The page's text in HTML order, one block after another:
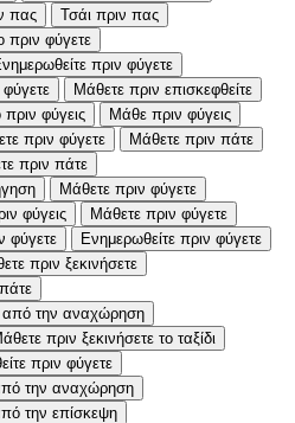
πας
Τσάι πριν πας
πριν φύγετε
πριν φύγετε
Μάθετε πριν επισκεφθείτε
φύγεις
Μάθε πριν φύγεις
πριν φύγετε
Μάθετε πριν πάτε
πριν πάτε
Μάθετε πριν φύγετε
φύγεις
Μάθετε πριν φύγετε
φύγετε
Ενημερωθείτε πριν φύγετε
πριν ξεκινήσετε
από την αναχώρηση
πριν ξεκινήσετε το ταξίδι
πριν φύγετε
την αναχώρηση
την επίσκεψη